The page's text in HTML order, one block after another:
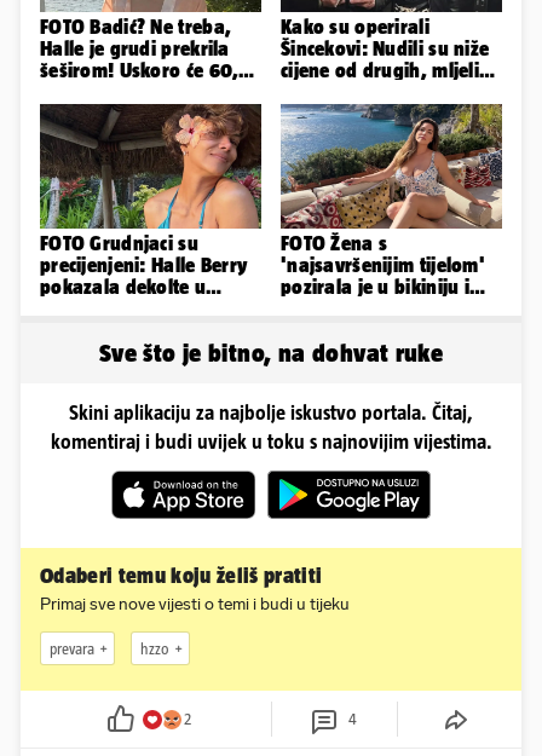
FOTO Badić? Ne treba,
Halle je grudi prekrila
šeširom! Uskoro će 60,
Kako su operirali
Šincekovi: Nudili su niže
cijene od drugih, mljeli
FOTO Grudnjaci su
precijenjeni: Halle Berry
pokazala dekolte u
FOTO Žena s
'najsavršenijim tijelom'
pozirala je u bikiniju i
Sve što je bitno, na dohvat ruke
Skini aplikaciju za najbolje iskustvo portala. Čitaj,
komentiraj i budi uvijek u toku s najnovijim vijestima.
Odaberi temu koju želiš pratiti
Primaj sve nove vijesti o temi i budi u tijeku
prevara hzzo
2 4